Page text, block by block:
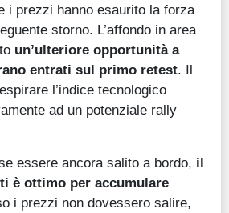
i prezzi hanno esaurito la forza
storno. L’affondo in area
un’ulteriore opportunità a
entrati sul primo retest. Il
l’indice tecnologico
ad un potenziale rally
essere ancora salito a bordo, il
è ottimo per accumulare
i prezzi non dovessero salire,